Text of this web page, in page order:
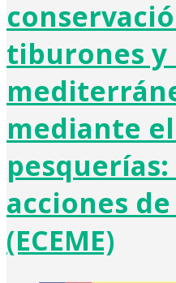
tiburones y
mediante
acciones
(ECEME)